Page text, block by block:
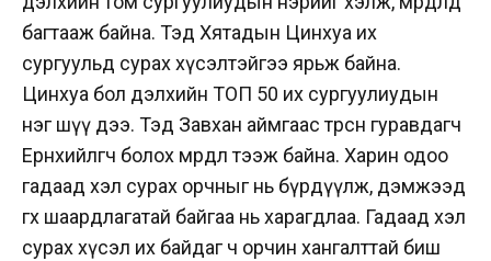
багтааж байна. Тэд Хятадын Цинхуа их
сургуульд сурах хүсэлтэйгээ ярьж байна.
Цинхуа бол дэлхийн ТОП 50 их сургуулиудын
нэг шүү дээ. Тэд Завхан аймгаас төрсөн гуравдагч
Ерөнхийлөгч болох мөрөөдөл тээж байна. Харин одоо
гадаад хэл сурах орчныг нь бүрдүүлж, дэмжээд
өгөх шаардлагатай байгаа нь харагдлаа. Гадаад хэл
сурах хүсэл их байдаг ч орчин хангалттай биш